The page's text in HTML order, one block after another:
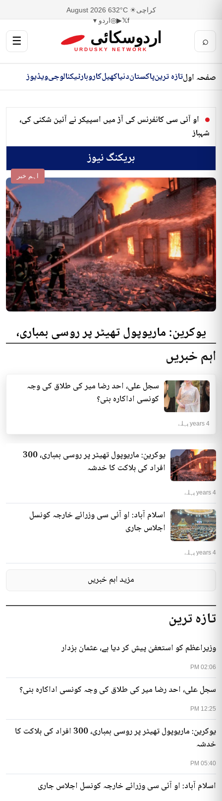
کراچی☀ 32°C
6 August 2026
f
𝕏
▶
◎اردو ▾
⌕ اردوسکائی
URDUSKY NETWORK
☰
صفحہ اولتازہ ترینپاکستاندنیاکھیلکاروبارٹیکنالوجیویڈیوز
او آئی سی کانفرنس کی آڑ میں اسپیکر نے آئین شکنی کی،
شہباز
بریکنگ نیوز
تازہ ترین
02:06 PM
وزیراعظم کو استعفیٰ پیش کر دیا ہے، عثمان بزدار
12:25 PM
سجل علی، احد رضا میر کی طلاق کی وجہ کونسی اداکارہ بنی؟
05:40 PM
یوکرین: ماریوپول تھیٹر پر روسی بمباری، 300 افراد کی ہلاکت کا
خدشہ
اسلام آباد: او آئی سی وزرائے خارجہ کونسل اجلاس جاری
اہم خبر
یوکرین: ماریوپول تھیٹر پر روسی بمباری،
300 افراد کی ہلاکت کا خدشہ
کا خدشہ ظاہر کیا اور کہا کہ کم...
انٹرنیشنل | 4 years پہلے
اہم خبریں
سجل علی، احد رضا میر کی طلاق کی وجہ
کونسی اداکارہ بنی؟
4 years پہلے
یوکرین: ماریوپول تھیٹر پر روسی بمباری، 300
افراد کی ہلاکت کا خدشہ
4 years پہلے
اسلام آباد: او آئی سی وزرائے خارجہ کونسل
اجلاس جاری
4 years پہلے
مزید اہم خبریں